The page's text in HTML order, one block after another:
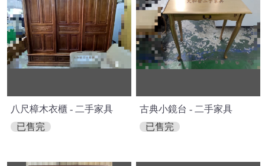
八尺樟木衣櫃 - 二手家具
已售完
古典小鏡台 - 二手家具
已售完